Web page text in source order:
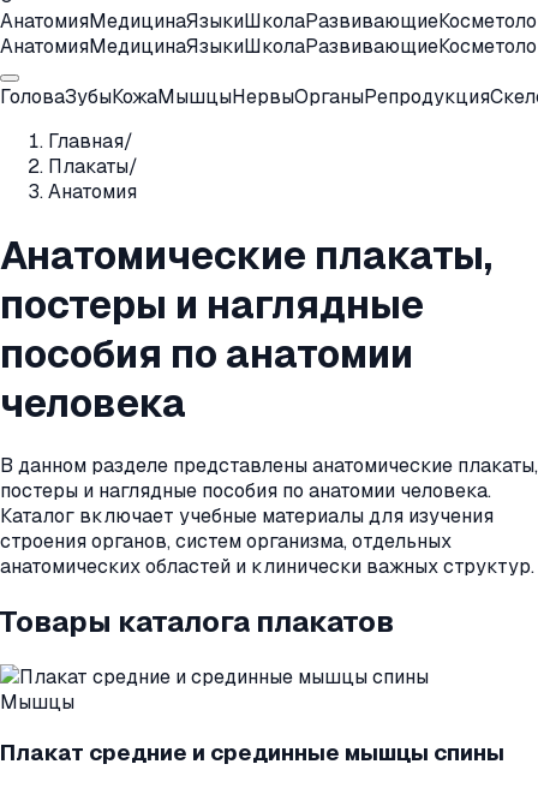
АнатомияМедицинаЯзыкиШколаРазвивающие
АнатомияМедицинаЯзыкиШколаРазвивающие
ГоловаЗубыКожаМышцыНервыОрганыРепродукция
Главная/
Плакаты/
Анатомия
Анатомические плакаты,
постеры и наглядные
пособия по анатомии
человека
В данном разделе представлены анатомические плакаты,
постеры и наглядные пособия по анатомии человека.
Каталог включает учебные материалы для изучения
строения органов, систем организма, отдельных
анатомических областей и клинически важных структур.
Товары каталога плакатов
Мышцы
Плакат средние и срединные мышцы спины